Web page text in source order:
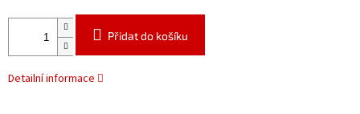
Přidat do košíku
Detailní informace